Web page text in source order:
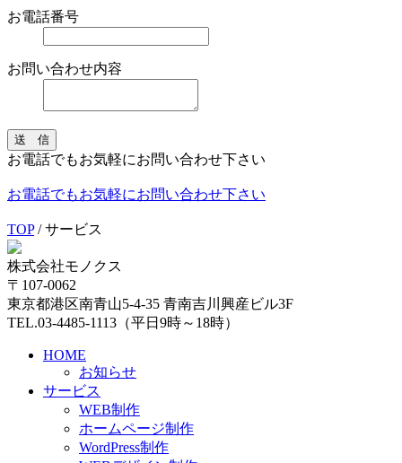
お電話番号
お問い合わせ内容
送 信
お電話でもお気軽にお問い合わせ下さい
お電話でもお気軽にお問い合わせ下さい
TOP / サービス
株式会社モノクス
〒107-0062
東京都港区南青山5-4-35 青南吉川興産ビル3F
TEL.03-4485-1113（平日9時～18時）
HOME
お知らせ
サービス
WEB制作
ホームページ制作
WordPress制作